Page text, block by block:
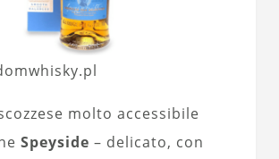
molto accessibile
Speyside – delicato, con